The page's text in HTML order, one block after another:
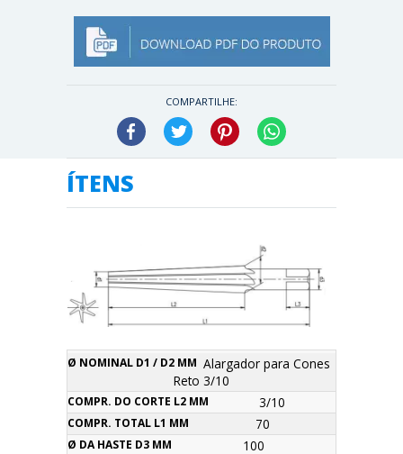
COMPARTILHE:
Facebook Twitter Pinterest
ÍTENS
Ø
mm
Compr.
do
corte
L2 mm
Compr.
total
L1 mm
Ø da
Haste
mm
Alargador para Cones
Reto 3/10
3/10
70
100